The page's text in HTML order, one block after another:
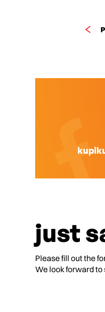
just
Please fill out the
We look forward to